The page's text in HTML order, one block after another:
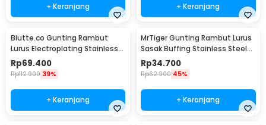
+ Keranjang + Keranjang
Biutte.co Gunting Rambut
Lurus Electroplating Stainless
Steel 4Cr13 - M132
Rp69.400
Rp112.900 39%
+ Keranjang
MrTiger Gunting Rambut Lurus
Sasak Buffing Stainless Steel
4Cr13 Thinning 5.5 Inch - 440C
Rp34.700
Rp62.900 45%
+ Keranjang